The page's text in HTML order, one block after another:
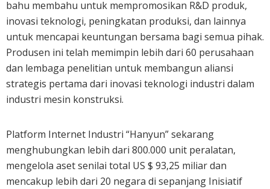
bahu membahu untuk mempromosikan R&D produk,
inovasi teknologi, peningkatan produksi, dan lainnya
untuk mencapai keuntungan bersama bagi semua pihak.
Produsen ini telah memimpin lebih dari 60 perusahaan
dan lembaga penelitian untuk membangun aliansi
strategis pertama dari inovasi teknologi industri dalam
industri mesin konstruksi.
Platform Internet Industri “Hanyun” sekarang
menghubungkan lebih dari 800.000 unit peralatan,
mengelola aset senilai total US $ 93,25 miliar dan
mencakup lebih dari 20 negara di sepanjang Inisiatif